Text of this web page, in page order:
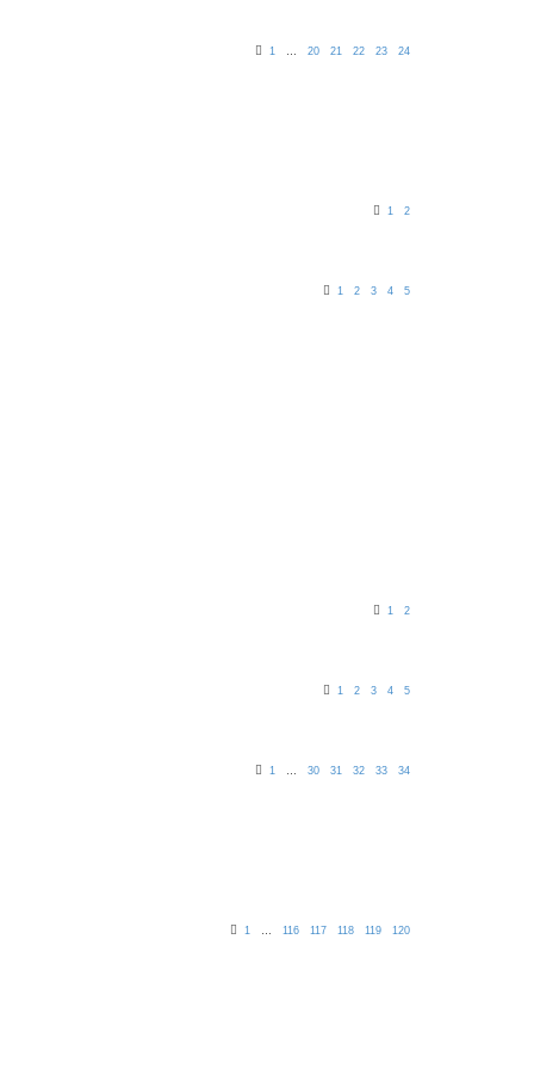
1 … 20 21 22 23 24
1 2
1 2 3 4 5
1 2
1 2 3 4 5
1 … 30 31 32 33 34
1 … 116 117 118 119 120